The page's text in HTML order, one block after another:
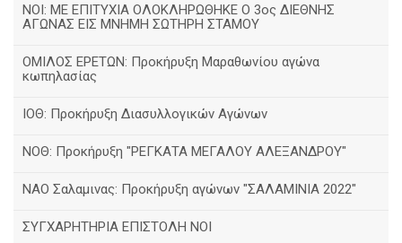
NOI: ΜΕ ΕΠΙΤΥΧΙΑ ΟΛΟΚΛΗΡΩΘΗΚΕ Ο 3ος ΔΙΕΘΝΗΣ
ΑΓΩΝΑΣ ΕΙΣ ΜΝΗΜΗ ΣΩΤΗΡΗ ΣΤΑΜΟΥ
ΟΜΙΛΟΣ ΕΡΕΤΩΝ: Προκήρυξη Μαραθωνίου αγώνα
κωπηλασίας
ΙΟΘ: Προκήρυξη Διασυλλογικών Αγώνων
ΝΟΘ: Προκήρυξη "ΡΕΓΚΑΤΑ ΜΕΓΑΛΟΥ ΑΛΕΞΑΝΔΡΟΥ"
ΝΑΟ Σαλαμινας: Προκήρυξη αγώνων "ΣΑΛΑΜΙΝΙΑ 2022"
ΣΥΓΧΑΡΗΤΗΡΙΑ ΕΠΙΣΤΟΛΗ ΝΟΙ